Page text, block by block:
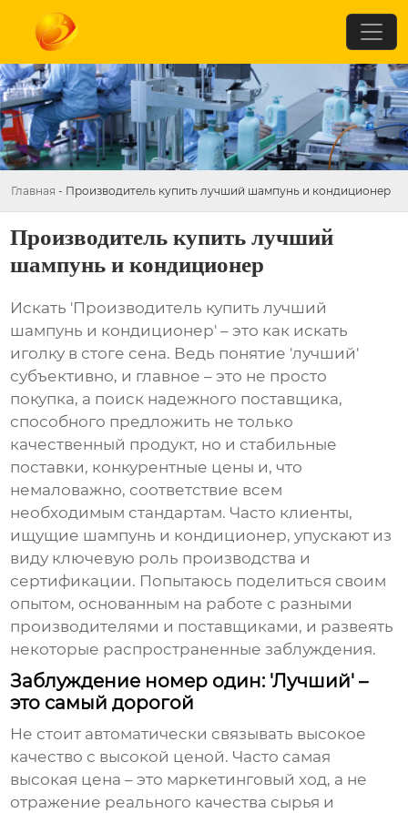
Главная - Производитель купить лучший шампунь и кондиционер
Производитель купить лучший
шампунь и кондиционер
Искать 'Производитель купить лучший
шампунь и кондиционер' – это как искать
иголку в стоге сена. Ведь понятие 'лучший'
субъективно, и главное – это не просто
покупка, а поиск надежного поставщика,
способного предложить не только
качественный продукт, но и стабильные
поставки, конкурентные цены и, что
немаловажно, соответствие всем
необходимым стандартам. Часто клиенты,
ищущие шампунь и кондиционер, упускают из
виду ключевую роль производства и
сертификации. Попытаюсь поделиться своим
опытом, основанным на работе с разными
производителями и поставщиками, и развеять
некоторые распространенные заблуждения.
Заблуждение номер один: 'Лучший' –
это самый дорогой
Не стоит автоматически связывать высокое
качество с высокой ценой. Часто самая
высокая цена – это маркетинговый ход, а не
отражение реального качества сырья и